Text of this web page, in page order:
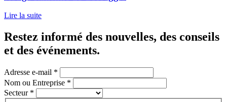
Lire la suite
Restez informé des nouvelles, des conseils
et des événements.
Adresse e-mail *
Nom ou Entreprise *
Secteur *